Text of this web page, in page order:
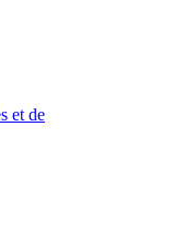
et de